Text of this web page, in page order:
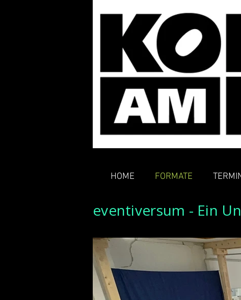
eventiversum - Ein
HOME FORMATE